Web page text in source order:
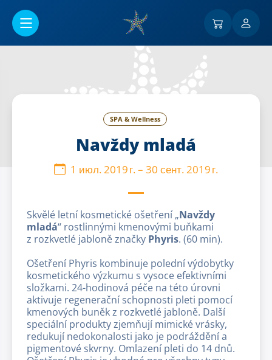
SPA & Wellness
Navždy mladá
1 июл. 2019 г.– 30 сент. 2019 г.
Skvělé letní kosmetické ošetření „Navždy
mladá“ rostlinnými kmenovými buňkami
z rozkvetlé jabloně značky Phyris. (60 min).
Ošetření Phyris kombinuje polední výdobytky
kosmetického výzkumu s vysoce efektivními
složkami. 24-hodinová péče na této úrovni
aktivuje regenerační schopnosti pleti pomocí
kmenových buněk z rozkvetlé jabloně. Další
speciální produkty zjemňují mimické vrásky,
redukují nedokonalosti jako je podráždění a
pigmentové skvrny. Omlazení pleti do 14 dnů.